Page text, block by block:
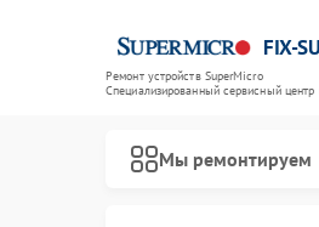
FIX-
Ремонт устройств SuperMicro
Специализированный cервисный центр
Мы ремонтируем